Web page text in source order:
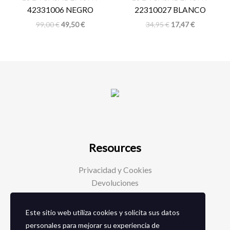
42331006 NEGRO
99,00€ 49,50€
22310027 BLANCO
34,95€ 17,47€
Resources
Privacidad y Cookies
Devoluciones
Social Media
Este sitio web utiliza cookies y solicita sus datos
personales para mejorar su experiencia de